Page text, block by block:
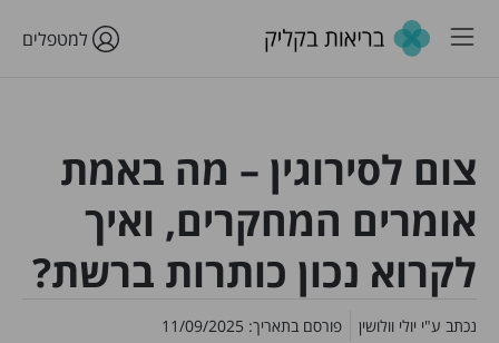
למטפלים
צום לסירוגין – מה באמת
אומרים המחקרים, ואיך
לקרוא נכון כותרות ברשת?
נכתב ע"י יולי וולושין פורסם בתאריך: 11/09/2025